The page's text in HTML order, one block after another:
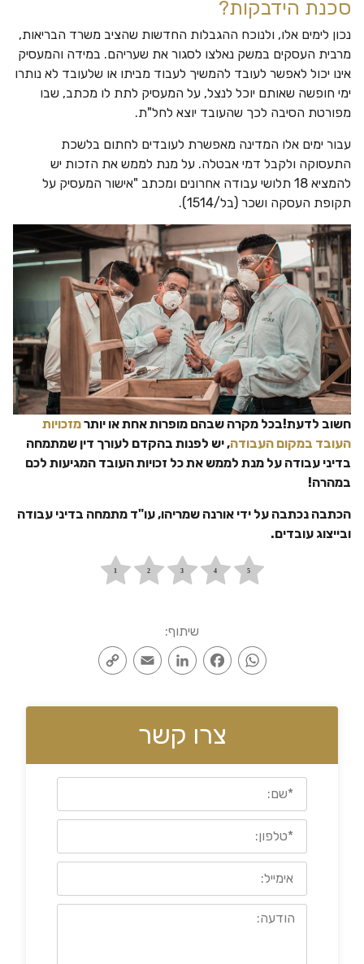
סכנת הידבקות?
נכון לימים אלו, ולנוכח ההגבלות החדשות שהציב משרד הבריאות,
מרבית העסקים במשק נאלצו לסגור את שעריהם. במידה והמעסיק
אינו יכול לאפשר לעובד להמשיך לעבוד מביתו או שלעובד לא נותרו
ימי חופשה שאותם יוכל לנצל, על המעסיק לתת לו מכתב, שבו
מפורטת הסיבה לכך שהעובד יוצא לחל"ת.
עבור ימים אלו המדינה מאפשרת לעובדים לחתום בלשכת
התעסוקה ולקבל דמי אבטלה. על מנת לממש את הזכות יש
להמציא 18 תלושי עבודה אחרונים ומכתב "אישור המעסיק על
תקופת העסקה ושכר (בל/1514).
חשוב לדעת!בכל מקרה שבהם מופרות אחת או יותרמזכויות
העובד במקום העבודה, יש לפנות בהקדם לעורך דין שמתמחה
בדיני עבודה על מנת לממש את כל זכויות העובד המגיעות לכם
במהרה!
הכתבה נכתבה על ידי אורנה שמריהו, עו"ד מתמחה בדיני עבודה
ובייצוג עובדים.
שיתוף:
WhatsApp
Facebook
LinkedIn
Email
צרו קשר